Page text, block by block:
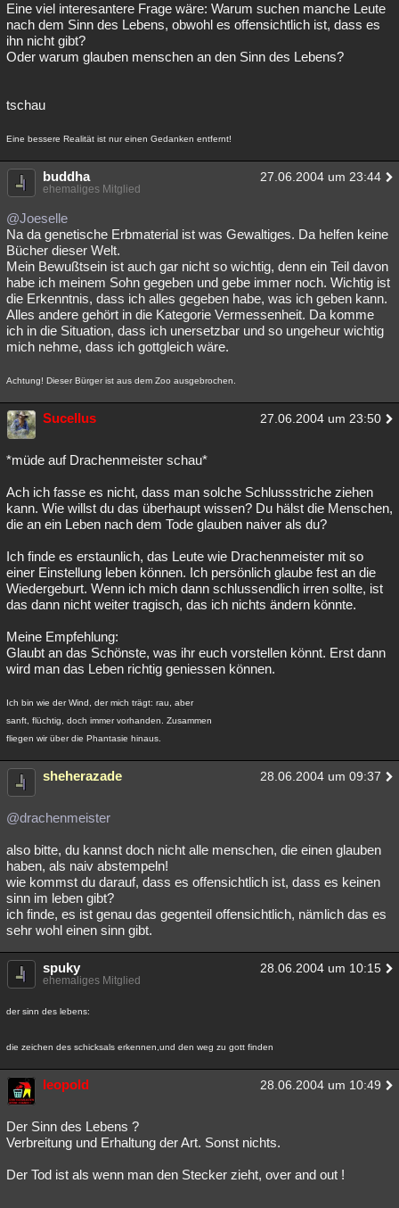
Eine viel interesantere Frage wäre: Warum suchen manche Leute
nach dem Sinn des Lebens, obwohl es offensichtlich ist, dass es
ihn nicht gibt?
Oder warum glauben menschen an den Sinn des Lebens?
tschau
Eine bessere Realität ist nur einen Gedanken entfernt!
buddha 27.06.2004 um 23:44
ehemaliges Mitglied
@Joeselle
Na da genetische Erbmaterial ist was Gewaltiges. Da helfen keine
Bücher dieser Welt.
Mein Bewußtsein ist auch gar nicht so wichtig, denn ein Teil davon
habe ich meinem Sohn gegeben und gebe immer noch. Wichtig ist
die Erkenntnis, dass ich alles gegeben habe, was ich geben kann.
Alles andere gehört in die Kategorie Vermessenheit. Da komme
ich in die Situation, dass ich unersetzbar und so ungeheur wichtig
mich nehme, dass ich gottgleich wäre.
Achtung! Dieser Bürger ist aus dem Zoo ausgebrochen.
Sucellus 27.06.2004 um 23:50
*müde auf Drachenmeister schau*
Ach ich fasse es nicht, dass man solche Schlussstriche ziehen
kann. Wie willst du das überhaupt wissen? Du hälst die Menschen,
die an ein Leben nach dem Tode glauben naiver als du?
Ich finde es erstaunlich, das Leute wie Drachenmeister mit so
einer Einstellung leben können. Ich persönlich glaube fest an die
Wiedergeburt. Wenn ich mich dann schlussendlich irren sollte, ist
das dann nicht weiter tragisch, das ich nichts ändern könnte.
Meine Empfehlung:
Glaubt an das Schönste, was ihr euch vorstellen könnt. Erst dann
wird man das Leben richtig geniessen können.
Ich bin wie der Wind, der mich trägt: rau, aber
sanft, flüchtig, doch immer vorhanden. Zusammen
fliegen wir über die Phantasie hinaus.
sheherazade 28.06.2004 um 09:37
@drachenmeister
also bitte, du kannst doch nicht alle menschen, die einen glauben
haben, als naiv abstempeln!
wie kommst du darauf, dass es offensichtlich ist, dass es keinen
sinn im leben gibt?
ich finde, es ist genau das gegenteil offensichtlich, nämlich das es
sehr wohl einen sinn gibt.
spuky 28.06.2004 um 10:15
ehemaliges Mitglied
der sinn des lebens:
die zeichen des schicksals erkennen,und den weg zu gott finden
leopold 28.06.2004 um 10:49
Der Sinn des Lebens ?
Verbreitung und Erhaltung der Art. Sonst nichts.
Der Tod ist als wenn man den Stecker zieht, over and out !